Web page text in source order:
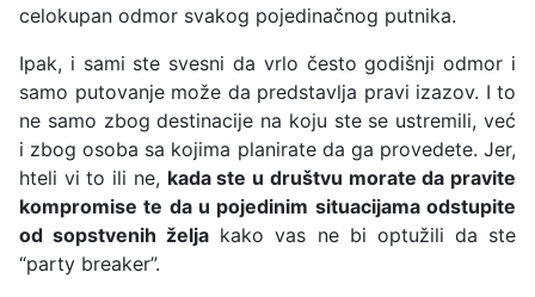
celokupan odmor svakog pojedinačnog putnika.
Ipak, i sami ste svesni da vrlo često godišnji odmor i
samo putovanje može da predstavlja pravi izazov. I to
ne samo zbog destinacije na koju ste se ustremili, već
i zbog osoba sa kojima planirate da ga provedete. Jer,
hteli vi to ili ne, kada ste u društvu morate da pravite
kompromise te da u pojedinim situacijama odstupite
od sopstvenih želja kako vas ne bi optužili da ste
“party breaker”.